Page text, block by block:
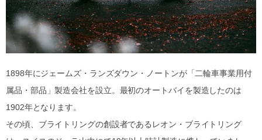
1898年にジェームズ・ランズダウン・ノートンが「二輪車事業用付
属品・部品」製造会社を設立。最初のオートバイを製造したのは
1902年となります。
その頃、ブライトリングの創設者であるレオン・ブライトリング